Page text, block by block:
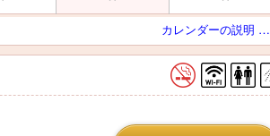
カレンダーの説明 …